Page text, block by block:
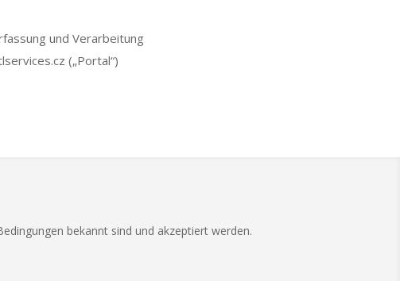
und Verarbeitung
(„Portal“)
bekannt sind und akzeptiert werden.